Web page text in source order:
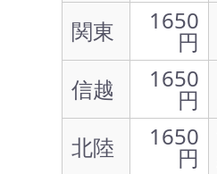
関東
1650
円
信越
1650
円
北陸
1650
円